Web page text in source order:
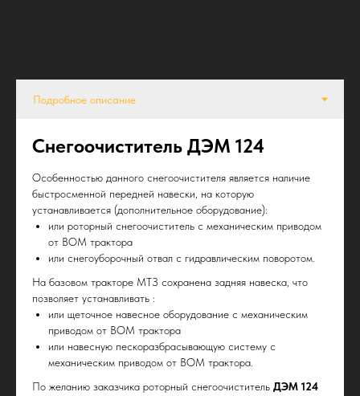
Снегоочиститель ДЭМ 124
Особенностью данного снегоочистителя является наличие
быстросменной передней навески, на которую
устанавливается (дополнительное оборудование):
или роторный снегоочиститель с механическим приводом
от ВОМ трактора
или снегоуборочный отвал с гидравлическим поворотом.
На базовом тракторе МТЗ сохранена задняя навеска, что
позволяет устанавливать :
или щеточное навесное оборудование с механическим
приводом от ВОМ трактора
или навесную пескоразбрасывающую систему с
механическим приводом от ВОМ трактора.
По желанию заказчика роторный снегоочиститель ДЭМ 124